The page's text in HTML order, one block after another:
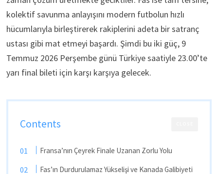
kolektif savunma anlayışını modern futbolun hızlı
hücumlarıyla birleştirerek rakiplerini adeta bir satranç
ustası gibi mat etmeyi başardı. Şimdi bu iki güç, 9
Temmuz 2026 Perşembe günü Türkiye saatiyle 23.00’te
yarı final bileti için karşı karşıya gelecek.
Contents
Fransa’nın Çeyrek Finale Uzanan Zorlu Yolu
Fas’ın Durdurulamaz Yükselişi ve Kanada Galibiyeti